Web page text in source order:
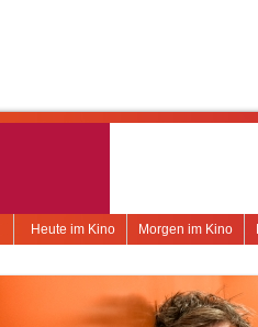
Morgen im Kino
Heute im Kino